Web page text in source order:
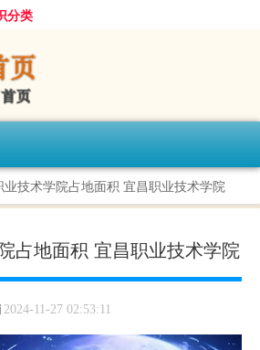
分类
业技术学院占地面积 宜昌职业技术学院
占地面积 宜昌职业技术学院
2024-11-27 02:53:11